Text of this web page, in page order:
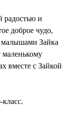
радостью и
доброе чудо,
малышами Зайка
маленькому
вместе с Зайкой